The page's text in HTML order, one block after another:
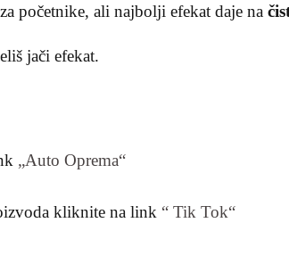
početnike, ali najbolji efekat daje na
jači efekat.
„Auto Oprema“
kliknite na link “ Tik Tok“